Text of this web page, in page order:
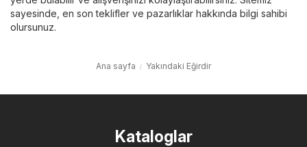
sayesinde, en son teklifler ve pazarlıklar hakkında bilgi sahibi
olursunuz.
Ana sayfa Yakındaki Eğirdir
Kataloglar